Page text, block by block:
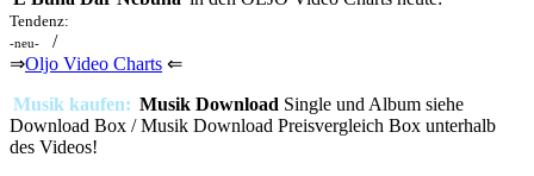
Tendenz:
-neu-
/
⇒Oljo Video Charts ⇐
Musik kaufen: Musik Download Single und Album siehe
Download Box / Musik Download Preisvergleich Box unterhalb
des Videos!